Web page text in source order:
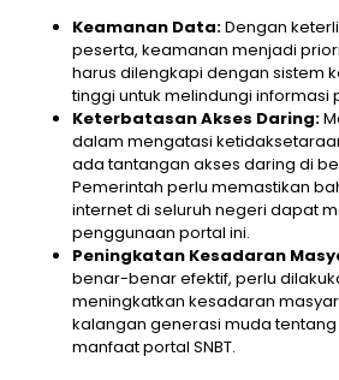
Keamanan Data:Dengan
peserta, keamanan menjadi
harus dilengkapi dengan sistem
tinggi untuk melindungi informasi
Keterbatasan Akses Daring:
dalam mengatasi
ada tantangan akses daring di
Pemerintah perlu memastikan
internet di seluruh negeri dapat
penggunaan portal ini.
Peningkatan Kesadaran
benar-benar efektif, perlu
meningkatkan kesadaran
kalangan generasi muda
manfaat portal SNBT.